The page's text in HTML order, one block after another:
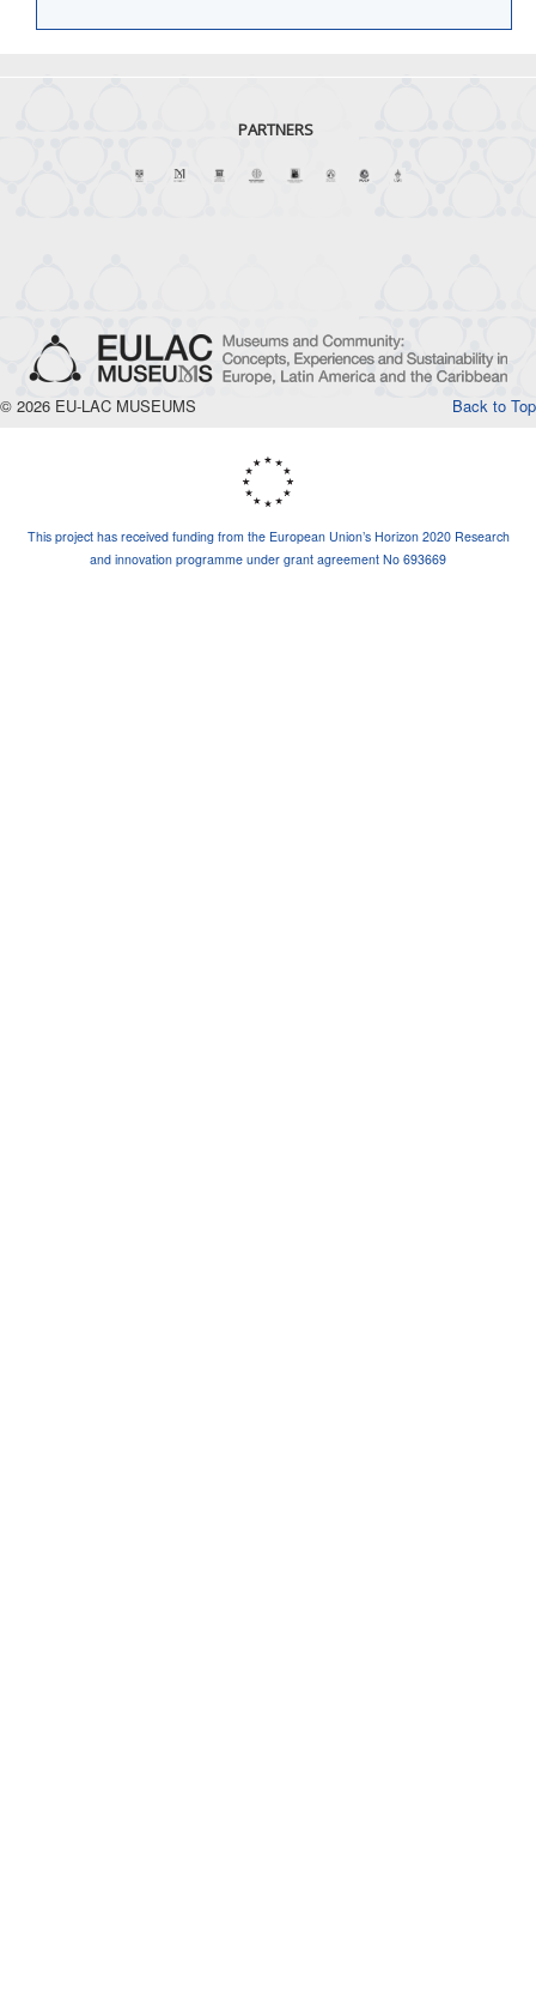
PARTNERS
Back to Top
© 2026 EU-LAC MUSEUMS
This project has received funding from the European Union’s Horizon 2020 Research
and innovation programme under grant agreement No 693669